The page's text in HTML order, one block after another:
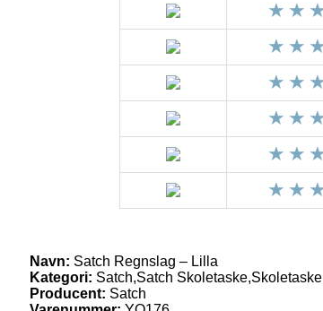
Navn: Satch Regnslag – Lilla
Kategori: Satch,Satch Skoletaske,Skoletaske
Producent: Satch